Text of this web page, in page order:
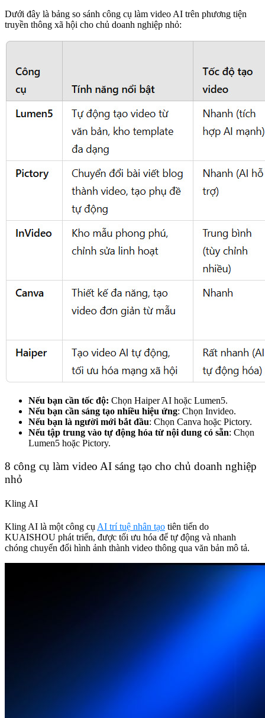
Dưới đây là bảng so sánh công cụ làm video AI trên phương tiện
truyền thông xã hội cho chủ doanh nghiệp nhỏ:
Nếu bạn cần tốc độ: Chọn Haiper AI hoặc Lumen5.
Nếu bạn cần sáng tạo nhiều hiệu ứng: Chọn Invideo.
Nếu bạn là người mới bắt đầu: Chọn Canva hoặc Pictory.
Nếu tập trung vào tự động hóa từ nội dung có sẵn: Chọn
Lumen5 hoặc Pictory.
8 công cụ làm video AI sáng tạo cho chủ doanh nghiệp
nhỏ
Kling AI
Kling AI là một công cụAI trí tuệ nhân tạo tiên tiến do
KUAISHOU phát triển, được tối ưu hóa để tự động và nhanh
chóng chuyển đổi hình ảnh thành video thông qua văn bản mô tả.